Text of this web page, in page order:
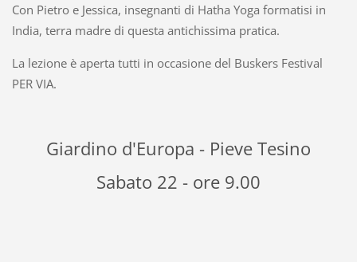
Con Pietro e Jessica, insegnanti di Hatha Yoga formatisi in
India, terra madre di questa antichissima pratica.
La lezione è aperta tutti in occasione del Buskers Festival
PER VIA.
Giardino d'Europa - Pieve Tesino
Sabato 22 - ore 9.00